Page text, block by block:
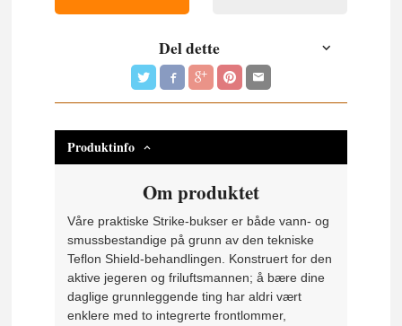
Del dette
Produktinfo
Om produktet
Våre praktiske Strike-bukser er både vann- og
smussbestandige på grunn av den tekniske
Teflon Shield-behandlingen. Konstruert for den
aktive jegeren og friluftsmannen; å bære dine
daglige grunnleggende ting har aldri vært
enklere med to integrerte frontlommer,